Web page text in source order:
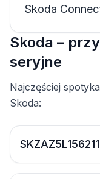
Skoda
Skoda –
seryjne
Najczęściej
Skoda: